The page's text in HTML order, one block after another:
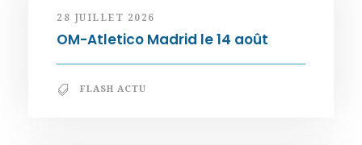
28 JUILLET 2026
OM-Atletico Madrid le 14 août
FLASH ACTU